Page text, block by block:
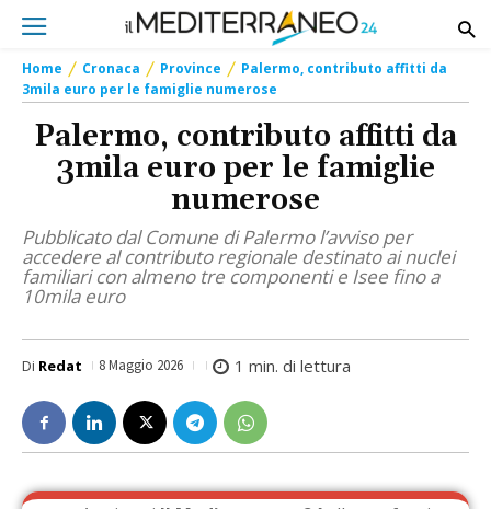
Home Cronaca Province
Palermo, contributo affitti da
3mila euro per le famiglie numerose
Palermo, contributo affitti da
3mila euro per le famiglie
numerose
Pubblicato dal Comune di Palermo l’avviso per
accedere al contributo regionale destinato ai nuclei
familiari con almeno tre componenti e Isee fino a
10mila euro
Di Redat 8 Maggio 2026 1 min. di lettura